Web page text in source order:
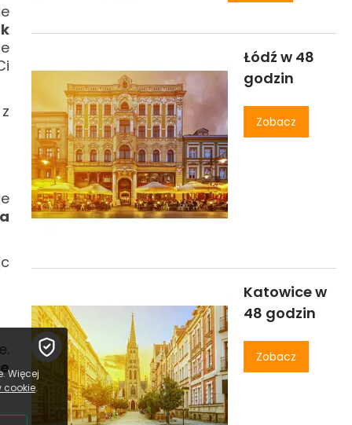
Łódź w 48
godzin
Zobacz
Katowice w
48 godzin
Zobacz
Więcej
cookie.